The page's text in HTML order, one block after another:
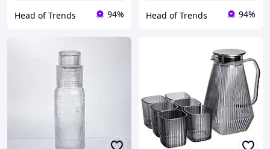
Head of Trends 94% Head of Trends 94%